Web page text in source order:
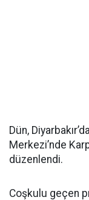
Dün,
Merkezi’nde
düzenlendi.
Coşkulu geçen